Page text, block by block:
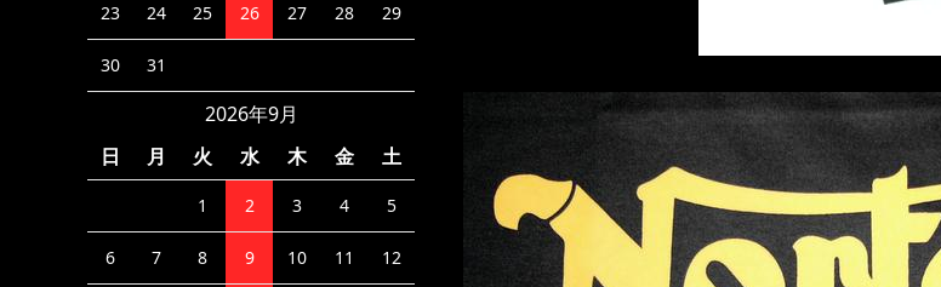
23 24 25 26 27 28 29
30 31
2026年9月
日
月 火 水 木 金 土
1 2 3 4 5
6 7 8 9 10 11 12